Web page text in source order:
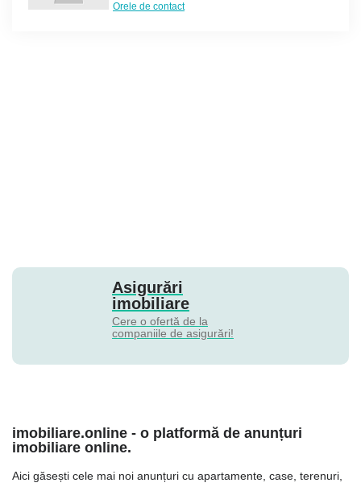
Orele de contact
Asigurări
imobiliare
Cere o ofertă de la
companiile de asigurări!
imobiliare.online - o platformă de anunțuri
imobiliare online.
Aici găsești cele mai noi anunțuri cu apartamente, case, terenuri,